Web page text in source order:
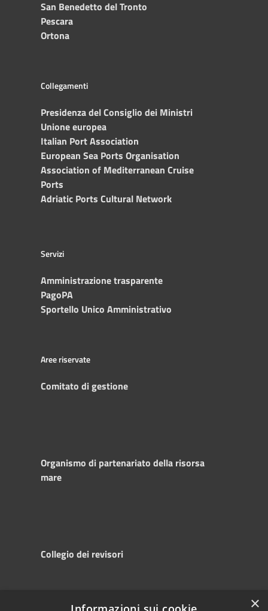
San Benedetto del Tronto
Pescara
Ortona
Collegamenti
Presidenza del Consiglio dei Ministri
Unione europea
Italian Port Association
European Sea Ports Organisation
Association of Mediterranean Cruise
Ports
Adriatic Ports Cultural Network
Servizi
Amministrazione trasparente
PagoPA
Sportello Unico Amministrativo
Aree riservate
Comitato di gestione
Organismo di partenariato della risorsa
mare
Collegio dei revisori
×